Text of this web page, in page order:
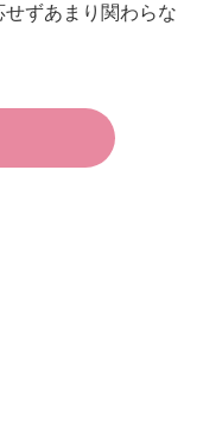
ずあまり関わらな